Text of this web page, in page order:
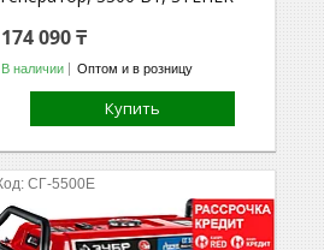
174 090 ₸
В наличии Оптом и в розницу
Купить
СГ-5500Е